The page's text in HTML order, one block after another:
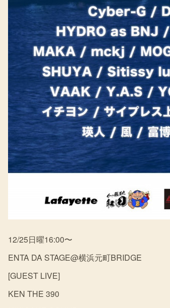
12/25日曜16:00〜
ENTA DA STAGE@横浜元町BRIDGE
[GUEST LIVE]
KEN THE 390